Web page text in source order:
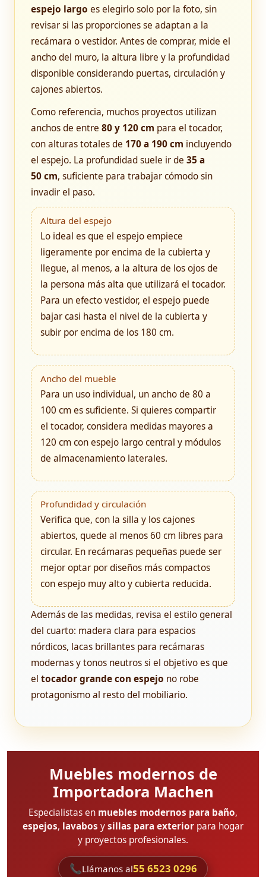
espejo largo es elegirlo solo por la foto, sin
revisar si las proporciones se adaptan a la
recámara o vestidor. Antes de comprar, mide el
ancho del muro, la altura libre y la profundidad
disponible considerando puertas, circulación y
cajones abiertos.
Como referencia, muchos proyectos utilizan
anchos de entre80 y 120 cm para el tocador,
con alturas totales de 170 a 190 cm incluyendo
el espejo. La profundidad suele ir de35 a
50 cm, suficiente para trabajar cómodo sin
invadir el paso.
Altura del espejo
Lo ideal es que el espejo empiece
ligeramente por encima de la cubierta y
llegue, al menos, a la altura de los ojos de
la persona más alta que utilizará el tocador.
Para un efecto vestidor, el espejo puede
bajar casi hasta el nivel de la cubierta y
subir por encima de los 180 cm.
Ancho del mueble
Para un uso individual, un ancho de 80 a
100 cm es suficiente. Si quieres compartir
el tocador, considera medidas mayores a
120 cm con espejo largo central y módulos
de almacenamiento laterales.
Profundidad y circulación
Verifica que, con la silla y los cajones
abiertos, quede al menos 60 cm libres para
circular. En recámaras pequeñas puede ser
mejor optar por diseños más compactos
con espejo muy alto y cubierta reducida.
Además de las medidas, revisa el estilo general
del cuarto: madera clara para espacios
nórdicos, lacas brillantes para recámaras
modernas y tonos neutros si el objetivo es que
eltocador grande con espejo no robe
protagonismo al resto del mobiliario.
Muebles modernos de
Importadora Machen
Especialistas en muebles modernos para baño,
espejos, lavabos ysillas para exterior para hogar
y proyectos profesionales.
📞Llámanos al55 6523 0296